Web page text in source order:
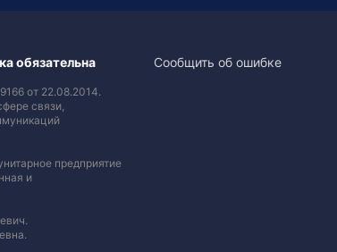
обязательна
от 22.08.2014.
связи,
предприятие
и
Сообщить об ошибке